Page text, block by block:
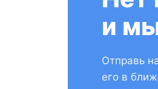
и
Отправь
его в